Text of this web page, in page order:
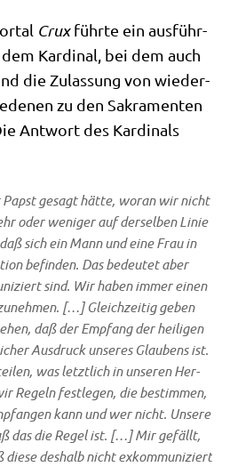
Cruxführ­te ein aus­führ­
Kar­di­nal, bei dem auch
die Zulas­sung von wie­der­
zu den Sakra­men­ten
Ant­wort des Kar­di­nals
Papst gesagt hät­te, wor­an wir nicht
oder weni­ger auf der­sel­ben Linie
sich ein Mann und eine Frau in
befin­den. Das bedeu­tet aber
sind. Wir haben immer einen
[…] Gleich­zei­tig geben
daß der Emp­fang der hei­li­gen
Aus­druck unse­res Glau­bens ist.
was letzt­lich in unse­ren Her­
Regeln fest­le­gen, die bestim­men,
kann und wer nicht. Unse­re
das die Regel ist. […] Mir gefällt,
die­se des­halb nicht exkom­mu­ni­ziert